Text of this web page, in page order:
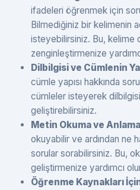
ifadeleri öğrenmek için
Bilmediğiniz bir kelimenin
isteyebilirsiniz. Bu, kelime
zenginleştirmenize
Dilbilgisi ve Cümlenin
cümle yapısı hakkında
cümleler isteyerek
geliştirebilirsiniz.
Metin Okuma ve
okuyabilir ve ardından ne
sorular sorabilirsiniz. Bu,
geliştirmenize yardımcı
Öğrenme Kaynakları